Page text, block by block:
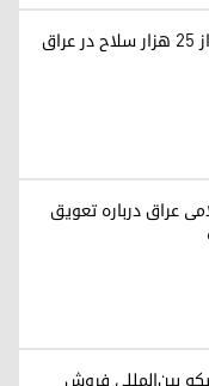
عراق درباره تعویق